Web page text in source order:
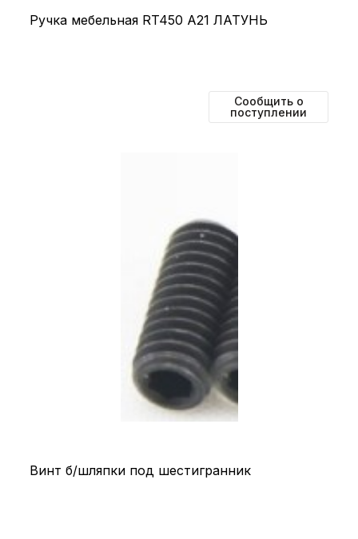
Ручка мебельная RT450 A21 ЛАТУНЬ
Сообщить о
поступлении
Винт б/шляпки под шестигранник